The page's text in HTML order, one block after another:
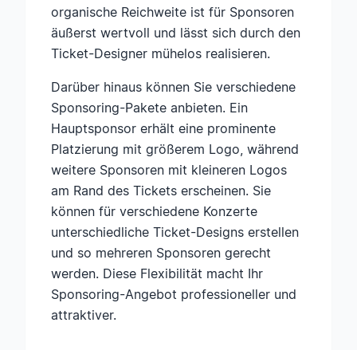
organische Reichweite ist für Sponsoren
äußerst wertvoll und lässt sich durch den
Ticket-Designer mühelos realisieren.
Darüber hinaus können Sie verschiedene
Sponsoring-Pakete anbieten. Ein
Hauptsponsor erhält eine prominente
Platzierung mit größerem Logo, während
weitere Sponsoren mit kleineren Logos
am Rand des Tickets erscheinen. Sie
können für verschiedene Konzerte
unterschiedliche Ticket-Designs erstellen
und so mehreren Sponsoren gerecht
werden. Diese Flexibilität macht Ihr
Sponsoring-Angebot professioneller und
attraktiver.